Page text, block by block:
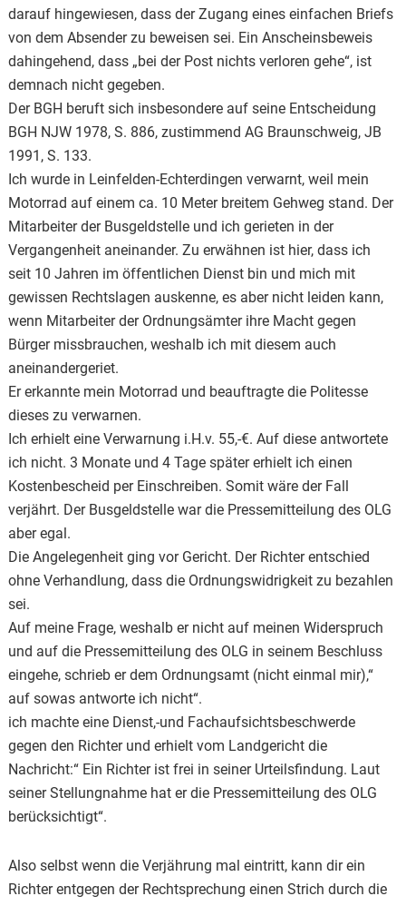
darauf hingewiesen, dass der Zugang eines einfachen Briefs
von dem Absender zu beweisen sei. Ein Anscheinsbeweis
dahingehend, dass „bei der Post nichts verloren gehe“, ist
demnach nicht gegeben.
Der BGH beruft sich insbesondere auf seine Entscheidung
BGH NJW 1978, S. 886, zustimmend AG Braunschweig, JB
1991, S. 133.
Ich wurde in Leinfelden-Echterdingen verwarnt, weil mein
Motorrad auf einem ca. 10 Meter breitem Gehweg stand. Der
Mitarbeiter der Busgeldstelle und ich gerieten in der
Vergangenheit aneinander. Zu erwähnen ist hier, dass ich
seit 10 Jahren im öffentlichen Dienst bin und mich mit
gewissen Rechtslagen auskenne, es aber nicht leiden kann,
wenn Mitarbeiter der Ordnungsämter ihre Macht gegen
Bürger missbrauchen, weshalb ich mit diesem auch
aneinandergeriet.
Er erkannte mein Motorrad und beauftragte die Politesse
dieses zu verwarnen.
Ich erhielt eine Verwarnung i.H.v. 55,-€. Auf diese antwortete
ich nicht. 3 Monate und 4 Tage später erhielt ich einen
Kostenbescheid per Einschreiben. Somit wäre der Fall
verjährt. Der Busgeldstelle war die Pressemitteilung des OLG
aber egal.
Die Angelegenheit ging vor Gericht. Der Richter entschied
ohne Verhandlung, dass die Ordnungswidrigkeit zu bezahlen
sei.
Auf meine Frage, weshalb er nicht auf meinen Widerspruch
und auf die Pressemitteilung des OLG in seinem Beschluss
eingehe, schrieb er dem Ordnungsamt (nicht einmal mir),“
auf sowas antworte ich nicht“.
ich machte eine Dienst,-und Fachaufsichtsbeschwerde
gegen den Richter und erhielt vom Landgericht die
Nachricht:“ Ein Richter ist frei in seiner Urteilsfindung. Laut
seiner Stellungnahme hat er die Pressemitteilung des OLG
berücksichtigt“.
Also selbst wenn die Verjährung mal eintritt, kann dir ein
Richter entgegen der Rechtsprechung einen Strich durch die